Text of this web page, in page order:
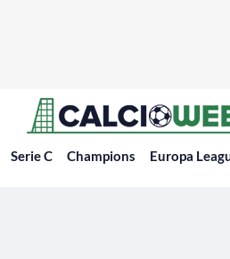
Serie C Champions Europa